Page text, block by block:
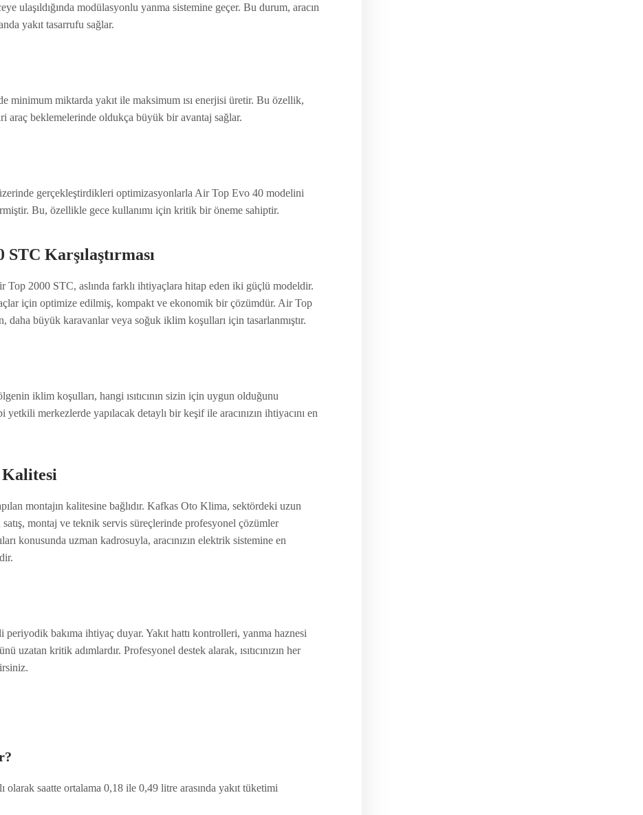
ulaşıldığında modülasyonlu yanma sistemine geçer. Bu durum, aracın
yakıt tasarrufu sağlar.
minimum miktarda yakıt ile maksimum ısı enerjisi üretir. Bu özellik,
beklemelerinde oldukça büyük bir avantaj sağlar.
gerçekleştirdikleri optimizasyonlarla Air Top Evo 40 modelini
Bu, özellikle gece kullanımı için kritik bir öneme sahiptir.
Karşılaştırması
Top 2000 STC, aslında farklı ihtiyaçlara hitap eden iki güçlü modeldir.
için optimize edilmiş, kompakt ve ekonomik bir çözümdür. Air Top
daha büyük karavanlar veya soğuk iklim koşulları için tasarlanmıştır.
iklim koşulları, hangi ısıtıcının sizin için uygun olduğunu
merkezlerde yapılacak detaylı bir keşif ile aracınızın ihtiyacını en
montajın kalitesine bağlıdır. Kafkas Oto Klima, sektördeki uzun
montaj ve teknik servis süreçlerinde profesyonel çözümler
konusunda uzman kadrosuyla, aracınızın elektrik sistemine en
bakıma ihtiyaç duyar. Yakıt hattı kontrolleri, yanma haznesi
uzatan kritik adımlardır. Profesyonel destek alarak, ısıtıcınızın her
olarak saatte ortalama 0,18 ile 0,49 litre arasında yakıt tüketimi